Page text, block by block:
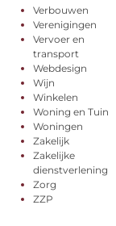
Verbouwen
Verenigingen
Vervoer en
transport
Webdesign
Wijn
Winkelen
Woning en Tuin
Woningen
Zakelijk
Zakelijke
dienstverlening
Zorg
ZZP